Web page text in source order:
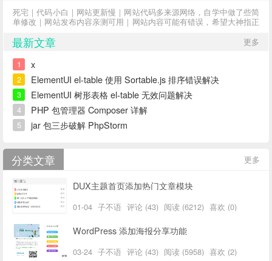
死宅｜代码小白｜网站更新慢｜网站代码多来源网络，自学中做了些简
单修改｜网站发布内容亲测可用｜网站内容可能有错误，希望大神指正
更多
最新文章
1 x
2 ElementUI el-table 使用 Sortable.js 排序错误解决
3 ElementUI 树形表格 el-table 无效问题解决
4 PHP 包管理器 Composer 详解
5 jar 包三步破解 PhpStorm
更多
分类文章
DUX主题首页添加热门文章模块
01-04 子不语 评论 (43) 阅读 (6212) 喜欢 (0)
WordPress 添加海报分享功能
03-24 子不语 评论 (43) 阅读 (5958) 喜欢 (2)